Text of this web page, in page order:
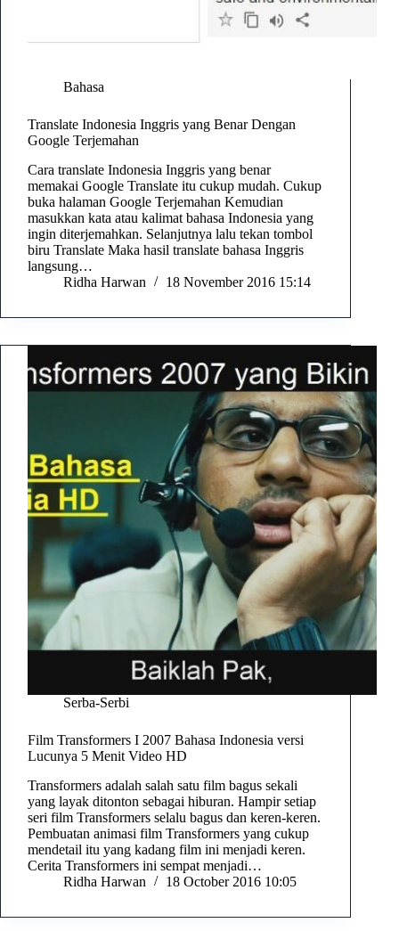
Bahasa
Translate Indonesia Inggris yang Benar Dengan
Google Terjemahan
Cara translate Indonesia Inggris yang benar
memakai Google Translate itu cukup mudah. Cukup
buka halaman Google Terjemahan Kemudian
masukkan kata atau kalimat bahasa Indonesia yang
ingin diterjemahkan. Selanjutnya lalu tekan tombol
biru Translate Maka hasil translate bahasa Inggris
langsung…
Ridha Harwan
18 November 2016 15:14
Serba-Serbi
Film Transformers I 2007 Bahasa Indonesia versi
Lucunya 5 Menit Video HD
Transformers adalah salah satu film bagus sekali
yang layak ditonton sebagai hiburan. Hampir setiap
seri film Transformers selalu bagus dan keren-keren.
Pembuatan animasi film Transformers yang cukup
mendetail itu yang kadang film ini menjadi keren.
Cerita Transformers ini sempat menjadi…
Ridha Harwan
18 October 2016 10:05